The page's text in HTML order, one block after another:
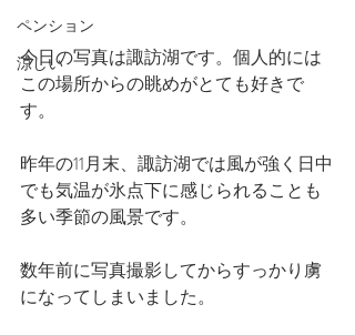
ペンション
涼しい
今日の写真は諏訪湖です。個人的には
この場所からの眺めがとても好きで
す。
昨年の11月末、諏訪湖では風が強く日中
でも気温が氷点下に感じられることも
多い季節の風景です。
数年前に写真撮影してからすっかり虜
になってしまいました。